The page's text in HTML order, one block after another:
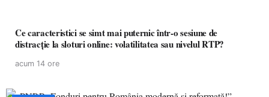
Ce caracteristici se simt mai puternic într-o sesiune de
distracție la sloturi online: volatilitatea sau nivelul RTP?
acum 14 ore